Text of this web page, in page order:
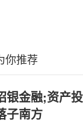
你推荐
银金融;资产
子南方